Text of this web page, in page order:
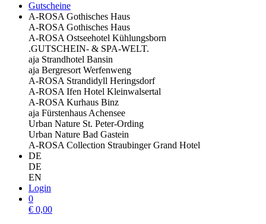
Gutscheine
A-ROSA Gothisches Haus
A-ROSA Gothisches Haus
A-ROSA Ostseehotel Kühlungsborn
.GUTSCHEIN- & SPA-WELT.
aja Strandhotel Bansin
aja Bergresort Werfenweng
A-ROSA Strandidyll Heringsdorf
A-ROSA Ifen Hotel Kleinwalsertal
A-ROSA Kurhaus Binz
aja Fürstenhaus Achensee
Urban Nature St. Peter-Ording
Urban Nature Bad Gastein
A-ROSA Collection Straubinger Grand Hotel
DE
DE
EN
Login
0
€ 0,00